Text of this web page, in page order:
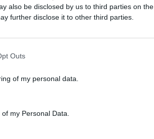
also be disclosed by us to third parties on the
further disclose it to other third parties.
Outs
of my personal data.
my Personal Data.
Válasz erre
meg!